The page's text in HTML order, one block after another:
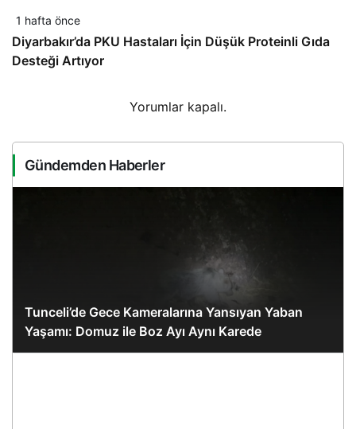
1 hafta önce
Diyarbakır’da PKU Hastaları İçin Düşük Proteinli Gıda
Desteği Artıyor
Yorumlar kapalı.
Gündemden Haberler
Tunceli’de Gece Kameralarına Yansıyan Yaban
Yaşamı: Domuz ile Boz Ayı Aynı Karede